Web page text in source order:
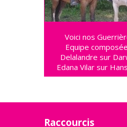
Voici nos
Equipe
Delalandre sur
Edana Vilar sur
Raccourcis